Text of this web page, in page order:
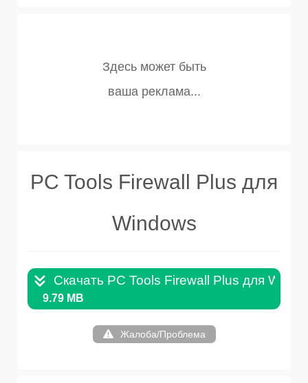
PC Tools Firewall Plus для
Windows
Скачать PC Tools Firewall Plus для
9.79 MB
Жалоба/Проблема